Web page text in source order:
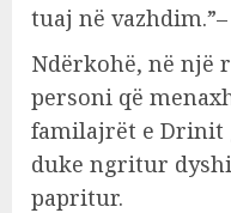
tuaj në
Ndërkohë, në një
personi që
familajrët e Drinit
duke ngritur
papritur.